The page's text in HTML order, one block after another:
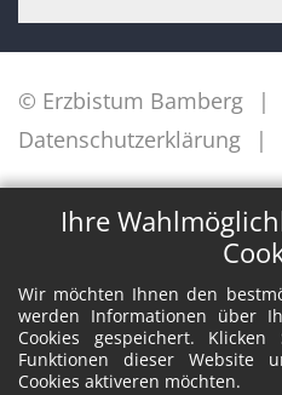
Ihre
Wir möchten Ihnen den
werden Informationen über
Cookies gespeichert.
Funktionen dieser Website
Cookies aktiveren möchten.
© Erzbistum Bamberg
Datenschutzerklärung